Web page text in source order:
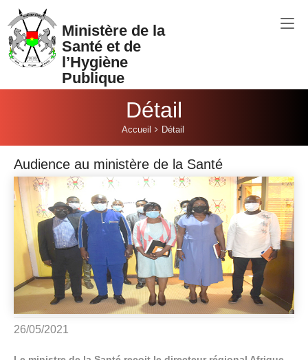
Aller au contenu principal
Ministère de la
Santé et de
l’Hygiène
Publique
Détail
Accueil Détail
Audience au ministère de la Santé
26/05/2021